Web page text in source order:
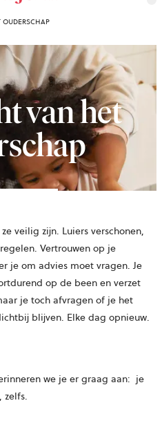
OUDERSCHAP
van het
veilig zijn. Luiers verschonen,
Vertrouwen op je
je om advies moet vragen. Je
op de been en verzet
je toch afvragen of je het
blijven. Elke dag opnieuw.
we je er graag aan: je
zelfs.